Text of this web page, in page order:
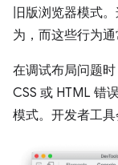
旧版浏览器模式
为，而这些行为通
在调试布局问题
CSS 或 HTML 错
模式。开发者工具